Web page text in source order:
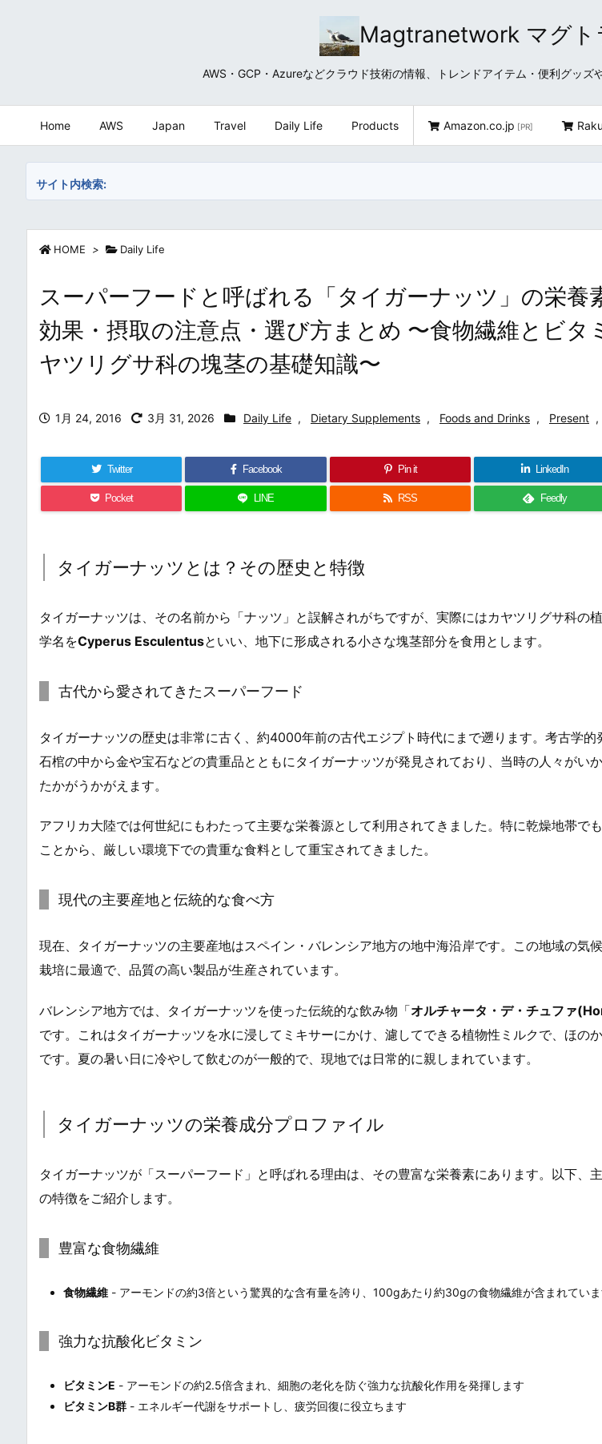
Magtranetwork マグト
AWS・GCP・Azureなどクラウド技術の情報、トレンドアイテム・便利グッズ
Home AWS Japan Travel Daily Life Products Amazon.co.jp [PR]
サイト内検索:
HOME > Daily Life
スーパーフードと呼ばれる「タイガーナッツ」の栄養
効果・摂取の注意点・選び方まとめ 〜食物繊維とビタ
ヤツリグサ科の塊茎の基礎知識〜
1月 24, 2016 3月 31, 2026 Daily Life , Dietary Supplements , Foods and Drinks , Present ,
Twitter Facebook Pin it LinkedIn
Pocket LINE RSS Feedly
タイガーナッツとは？その歴史と特徴
タイガーナッツは、その名前から「ナッツ」と誤解されがちですが、実際にはカヤツリグサ科の
学名をCyperus Esculentusといい、地下に形成される小さな塊茎部分を食用とします。
古代から愛されてきたスーパーフード
タイガーナッツの歴史は非常に古く、約4000年前の古代エジプト時代にまで遡ります。考古学
石棺の中から金や宝石などの貴重品とともにタイガーナッツが発見されており、当時の人々がい
たかがうかがえます。
アフリカ大陸では何世紀にもわたって主要な栄養源として利用されてきました。特に乾燥地帯で
ことから、厳しい環境下での貴重な食料として重宝されてきました。
現代の主要産地と伝統的な食べ方
現在、タイガーナッツの主要産地はスペイン・バレンシア地方の地中海沿岸です。この地域の気
栽培に最適で、品質の高い製品が生産されています。
バレンシア地方では、タイガーナッツを使った伝統的な飲み物「オルチャータ・デ・チュファ
です。これはタイガーナッツを水に浸してミキサーにかけ、濾してできる植物性ミルクで、ほの
です。夏の暑い日に冷やして飲むのが一般的で、現地では日常的に親しまれています。
タイガーナッツの栄養成分プロファイル
タイガーナッツが「スーパーフード」と呼ばれる理由は、その豊富な栄養素にあります。以下、
の特徴をご紹介します。
豊富な食物繊維
食物繊維 - アーモンドの約3倍という驚異的な含有量を誇り、100gあたり約30gの食物繊維が含まれてい
強力な抗酸化ビタミン
ビタミンE - アーモンドの約2.5倍含まれ、細胞の老化を防ぐ強力な抗酸化作用を発揮します
ビタミンB群 - エネルギー代謝をサポートし、疲労回復に役立ちます